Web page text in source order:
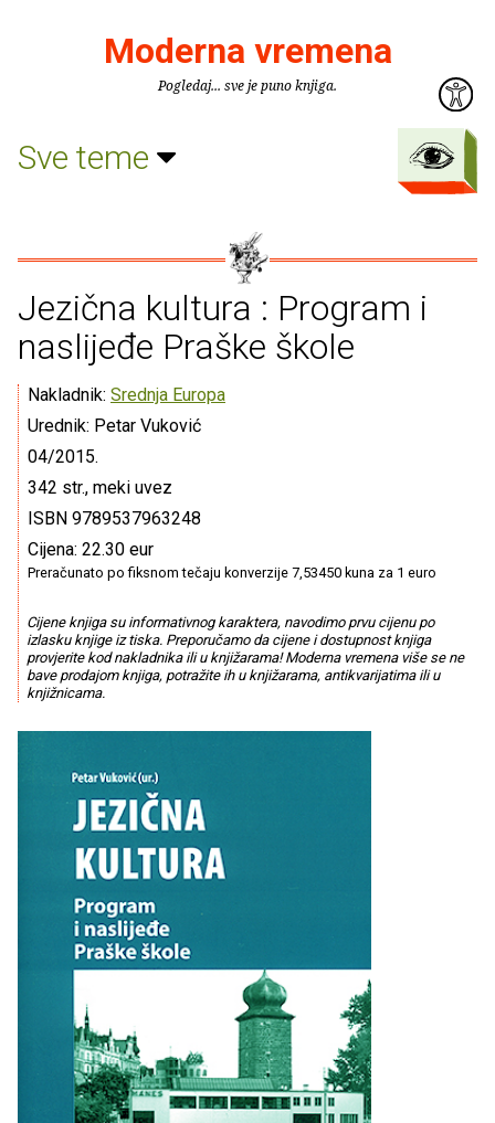
Moderna vremena
Pogledaj... sve je puno knjiga.
Sve teme
Jezična kultura : Program i
naslijeđe Praške škole
Nakladnik: Srednja Europa
Urednik: Petar Vuković
04/2015.
342 str., meki uvez
ISBN 9789537963248
Cijena: 22.30 eur
Preračunato po fiksnom tečaju konverzije 7,53450 kuna za 1 euro
Cijene knjiga su informativnog karaktera, navodimo prvu cijenu po
izlasku knjige iz tiska. Preporučamo da cijene i dostupnost knjiga
provjerite kod nakladnika ili u knjižarama! Moderna vremena više se ne
bave prodajom knjiga, potražite ih u knjižarama, antikvarijatima ili u
knjižnicama.